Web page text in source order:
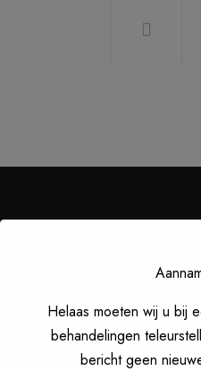
our
MEET
Helaas moeten wij u bij
behandelingen
bericht geen